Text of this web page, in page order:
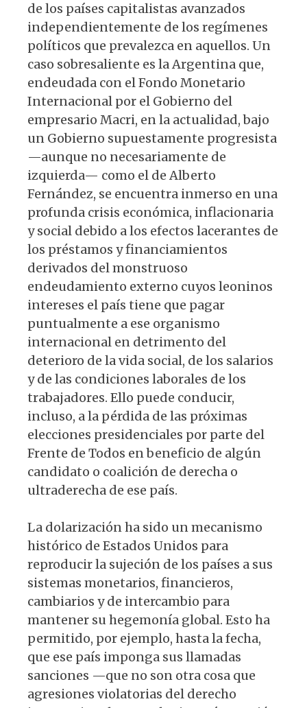
de los países capitalistas avanzados
independientemente de los regímenes
políticos que prevalezca en aquellos. Un
caso sobresaliente es la Argentina que,
endeudada con el Fondo Monetario
Internacional por el Gobierno del
empresario Macri, en la actualidad, bajo
un Gobierno supuestamente progresista
—aunque no necesariamente de
izquierda— como el de Alberto
Fernández, se encuentra inmerso en una
profunda crisis económica, inflacionaria
y social debido a los efectos lacerantes de
los préstamos y financiamientos
derivados del monstruoso
endeudamiento externo cuyos leoninos
intereses el país tiene que pagar
puntualmente a ese organismo
internacional en detrimento del
deterioro de la vida social, de los salarios
y de las condiciones laborales de los
trabajadores. Ello puede conducir,
incluso, a la pérdida de las próximas
elecciones presidenciales por parte del
Frente de Todos en beneficio de algún
candidato o coalición de derecha o
ultraderecha de ese país.
La dolarización ha sido un mecanismo
histórico de Estados Unidos para
reproducir la sujeción de los países a sus
sistemas monetarios, financieros,
cambiarios y de intercambio para
mantener su hegemonía global. Esto ha
permitido, por ejemplo, hasta la fecha,
que ese país imponga sus llamadas
sanciones —que no son otra cosa que
agresiones violatorias del derecho